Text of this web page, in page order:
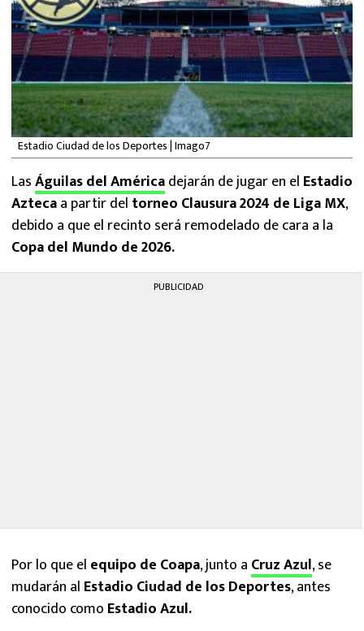
BOXEO
LIGA MX
NFL
Estadio Ciudad de los Deportes | Imago7
LasÁguilas del Américadejarán de jugar en el Estadio
Aztecaa partir del torneo Clausura 2024 de Liga MX,
debido a que el recinto será remodelado de cara a la
Copa del Mundo de 2026.
PUBLICIDAD
Por lo que el equipo de Coapa, junto a Cruz Azul, se
mudarán al Estadio Ciudad de los Deportes, antes
conocido como Estadio Azul.